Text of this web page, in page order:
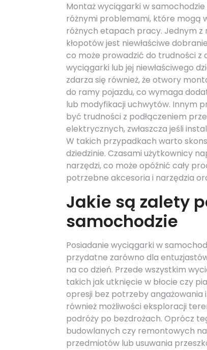
Montaż wyciągarki w samochodzie
różnymi problemami, które mogą
różnych etapach pracy. Jednym z
kłopotów jest niewłaściwe
co może prowadzić do trudności z
wyciągarki lub jej niewłaściwego
zdarza się również, że otwory
do ramy pojazdu, co wymaga
lub modyfikacji uchwytów. Innym
być trudności z podłączeniem
elektrycznych, zwłaszcza jeśli
W takich przypadkach warto
dziedzinie. Czasami użytkownicy
narzędzi, co może opóźnić cały
potrzebne akcesoria i narzędzia
Jakie są zalety
samochodzie
Posiadanie wyciągarki w
przydatne zarówno dla
na co dzień. Przede wszystkim
takich jak utknięcie w błocie czy
opresji bez potrzeby
również możliwości eksploracji
podróży po bezdrożach. Oprócz
budowlanych czy remontowych
przedmiotów lub usuwania